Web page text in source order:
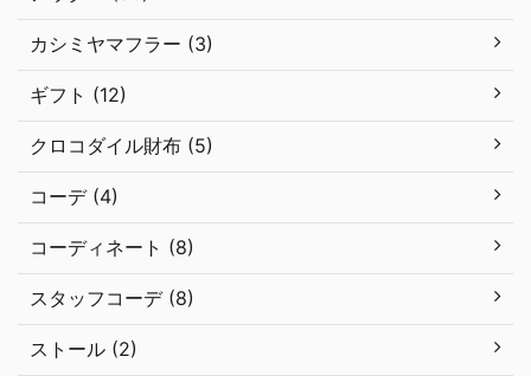
カシミヤマフラー (3)
ギフト (12)
クロコダイル財布 (5)
コーデ (4)
コーディネート (8)
スタッフコーデ (8)
ストール (2)